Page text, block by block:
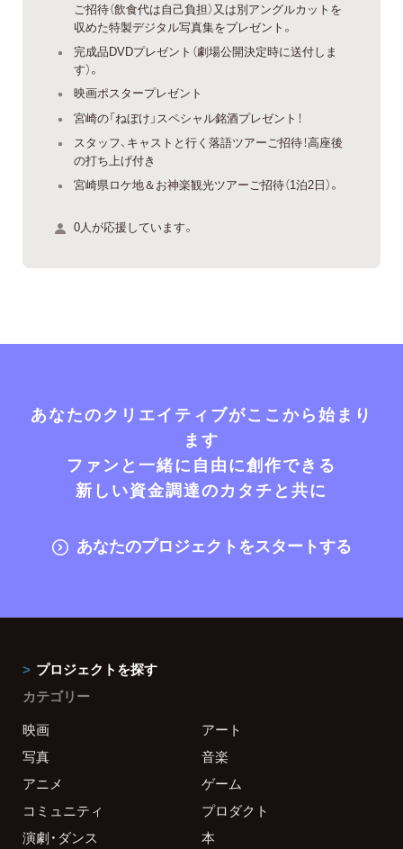
ご招待（飲食代は自己負担）又は別アングルカットを
収めた特製デジタル写真集をプレゼント。
完成品DVDプレゼント（劇場公開決定時に送付しま
す）。
映画ポスタープレゼント
宮崎の「ねぼけ」スペシャル銘酒プレゼント！
スタッフ、キャストと行く落語ツアーご招待！高座後
の打ち上げ付き
宮崎県ロケ地＆お神楽観光ツアーご招待（1泊2日）。
0人が応援しています。
あなたのクリエイティブがここから始まり
ます
ファンと一緒に自由に創作できる
新しい資金調達のカタチと共に
あなたのプロジェクトをスタートする
プロジェクトを探す
カテゴリー
映画
アート
写真
音楽
アニメ
ゲーム
コミュニティ
プロダクト
演劇・ダンス
本